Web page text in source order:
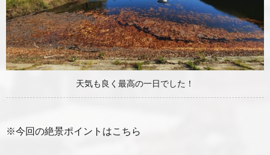
天気も良く最高の一日でした！
※今回の絶景ポイントはこちら